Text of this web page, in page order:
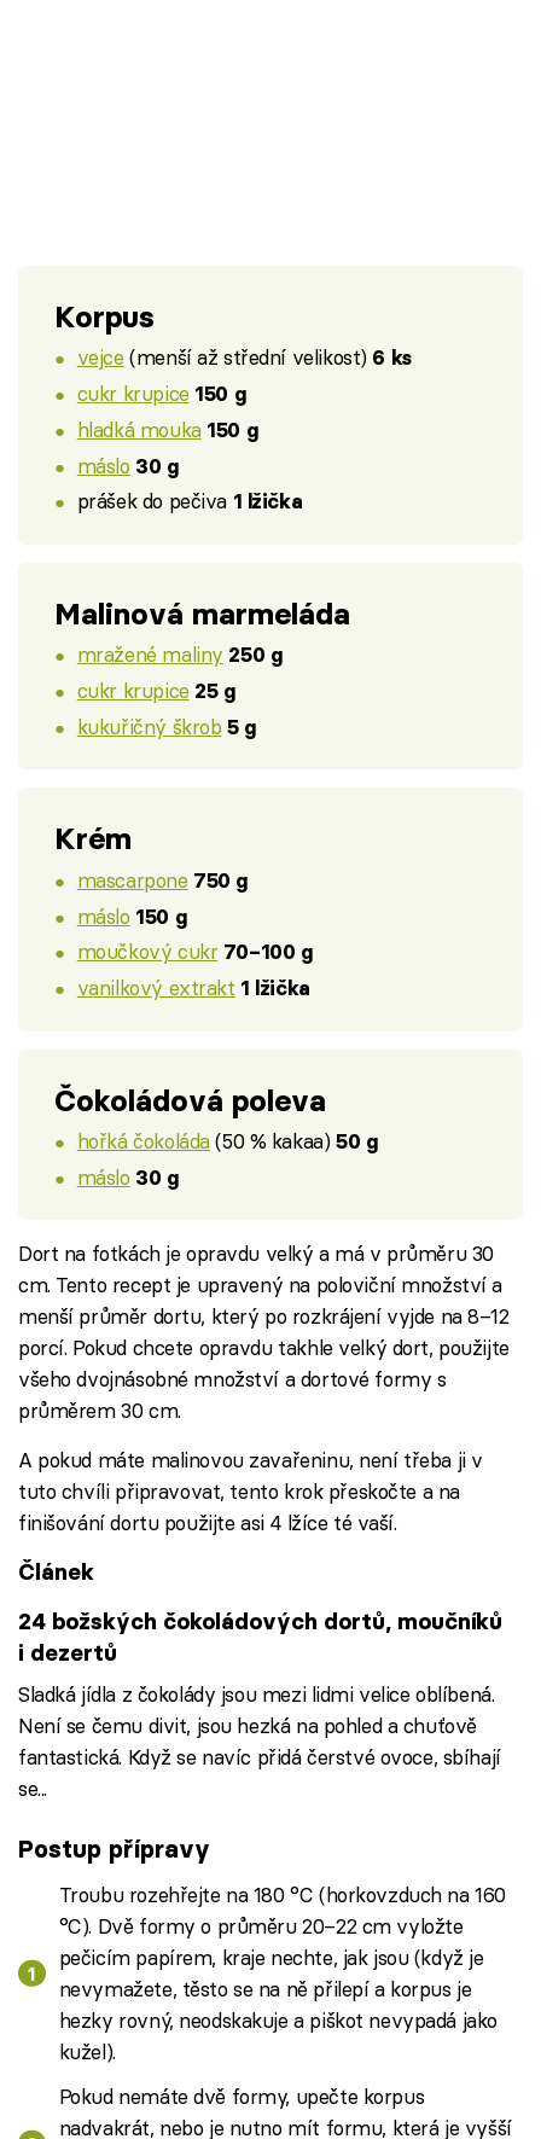
Korpus
vejce (menší až střední velikost) 6 ks
cukr krupice 150 g
hladká mouka 150 g
máslo 30 g
prášek do pečiva 1 lžička
Malinová marmeláda
mražené maliny 250 g
cukr krupice 25 g
kukuřičný škrob 5 g
Krém
mascarpone 750 g
máslo 150 g
moučkový cukr 70–100 g
vanilkový extrakt 1 lžička
Čokoládová poleva
hořká čokoláda(50 % kakaa) 50 g
máslo 30 g
Dort na fotkách je opravdu velký a má v průměru 30
cm. Tento recept je upravený na poloviční množství a
menší průměr dortu, který po rozkrájení vyjde na 8–12
porcí. Pokud chcete opravdu takhle velký dort, použijte
všeho dvojnásobné množství a dortové formy s
průměrem 30 cm.
A pokud máte malinovou zavařeninu, není třeba ji v
tuto chvíli připravovat, tento krok přeskočte a na
finišování dortu použijte asi 4 lžíce té vaší.
Článek
24 božských čokoládových dortů, moučníků
i dezertů
Sladká jídla z čokolády jsou mezi lidmi velice oblíbená.
Není se čemu divit, jsou hezká na pohled a chuťově
fantastická. Když se navíc přidá čerstvé ovoce, sbíhají
se...
Postup přípravy
Troubu rozehřejte na 180 °C (horkovzduch na 160
°C). Dvě formy o průměru 20–22 cm vyložte
pečicím papírem, kraje nechte, jak jsou (když je
nevymažete, těsto se na ně přilepí a korpus je
hezky rovný, neodskakuje a piškot nevypadá jako
kužel).
Pokud nemáte dvě formy, upečte korpus
nadvakrát, nebo je nutno mít formu, která je vyšší